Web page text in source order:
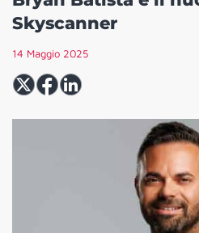
Skyscanner
14 Maggio 2025